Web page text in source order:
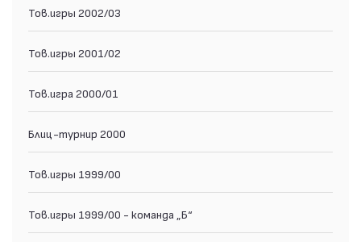
Тов.игры 2002/03
Тов.игры 2001/02
Тов.игра 2000/01
Блиц-турнир 2000
Тов.игры 1999/00
Тов.игры 1999/00 - команда „Б“